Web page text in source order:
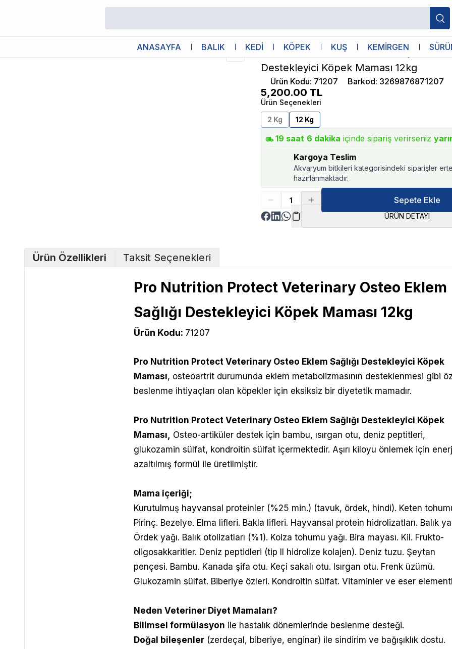
ANASAYFA BALIK KEDİ KÖPEK KUŞ KEMİRGEN
Pro Nutrition
Pro Nutrition Protect Veterinary Osteo
Destekleyici Köpek Maması 12kg
Ürün Kodu: 71207 Barkod: 3269876871207
5,200.00 TL
Ürün Seçenekleri
2 Kg
12 Kg
19 saat 6 dakika içinde sipariş verirseniz
Kargoya Teslim
Akvaryum bitkileri kategorisindeki siparişler
hazırlanmaktadır.
Sepete Ekle
ÜRÜN DETAYI
Ürün Özellikleri Taksit Seçenekleri
Pro Nutrition Protect Veterinary Osteo Eklem
Sağlığı Destekleyici Köpek Maması 12kg
Ürün Kodu: 71207
Pro Nutrition Protect Veterinary Osteo Eklem Sağlığı Destekleyici Köpek
Maması, osteoartrit durumunda eklem metabolizmasının desteklenmesi gibi
beslenme ihtiyaçları olan köpekler için eksiksiz bir diyetetik mamadır.
Pro Nutrition Protect Veterinary Osteo Eklem Sağlığı Destekleyici Köpek
Maması, Osteo-artiküler destek için bambu, ısırgan otu, deniz peptitleri,
glukozamin sülfat, kondroitin sülfat içermektedir. Aşırı kiloyu önlemek için
azaltılmış formül ile üretilmiştir.
Mama içeriği;
Kurutulmuş hayvansal proteinler (%25 min.) (tavuk, ördek, hindi). Keten
Pirinç. Bezelye. Elma lifleri. Bakla lifleri. Hayvansal protein hidrolizatları. Balık
Ördek yağı. Balık otolizatları (%1). Kolza tohumu yağı. Bira mayası. Kil. Frukto-
oligosakkaritler. Deniz peptidleri (tip II hidrolize kolajen). Deniz tuzu. Şeytan
pençesi. Bambu. Kanada şifa otu. Keçi sakalı otu. Isırgan otu. Frenk üzümü.
Glukozamin sülfat. Biberiye özleri. Kondroitin sülfat. Vitaminler ve eser
Neden Veteriner Diyet Mamaları?
Bilimsel formülasyon ile hastalık dönemlerinde beslenme desteği.
Doğal bileşenler (zerdeçal, biberiye, enginar) ile sindirim ve bağışıklık dostu.